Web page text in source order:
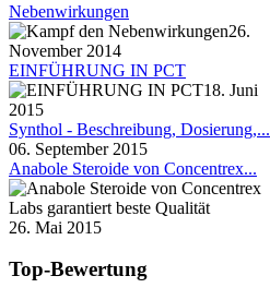
Nebenwirkungen
26.
November 2014
EINFÜHRUNG IN PCT
18. Juni
2015
Synthol - Beschreibung, Dosierung,...
06. September 2015
Anabole Steroide von Concentrex...
26. Mai 2015
Top-Bewertung